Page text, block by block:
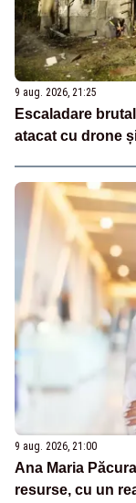
9 aug. 2026, 21:25
Escaladare
atacat cu drone
9 aug. 2026, 21:00
Ana Maria
resurse, cu un